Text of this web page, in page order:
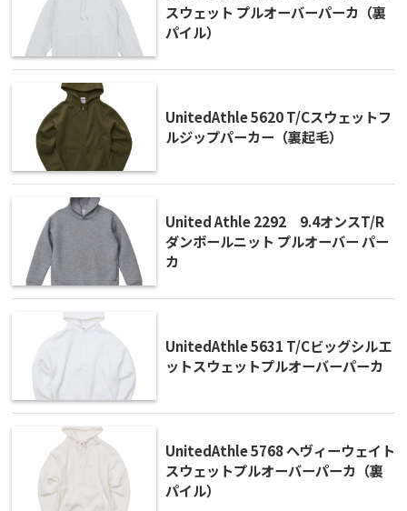
スウェット プルオーバーパーカ（裏
パイル）
UnitedAthle 5620 T/Cスウェットフ
ルジップパーカー（裏起毛）
United Athle 2292 9.4オンスT/R
ダンボールニット プルオーバー パー
カ
UnitedAthle 5631 T/Cビッグシルエ
ットスウェットプルオーバーパーカ
UnitedAthle 5768 ヘヴィーウェイト
スウェットプルオーバーパーカ（裏
パイル）